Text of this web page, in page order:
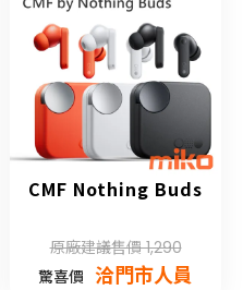
CMF Nothing Buds
原廠建議售價 1,290
驚喜價 洽門市人員